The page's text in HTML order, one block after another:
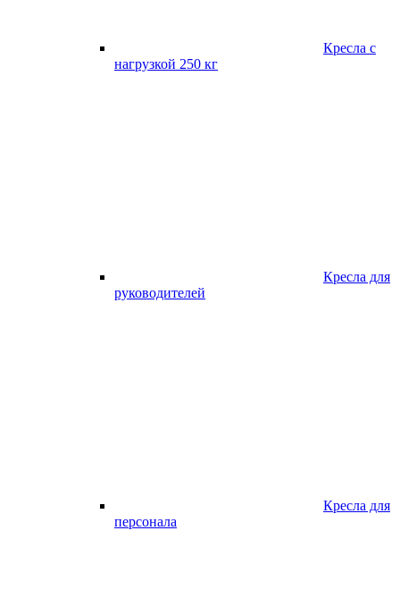
Кресла с
нагрузкой 250 кг
Кресла для
руководителей
Кресла для
персонала